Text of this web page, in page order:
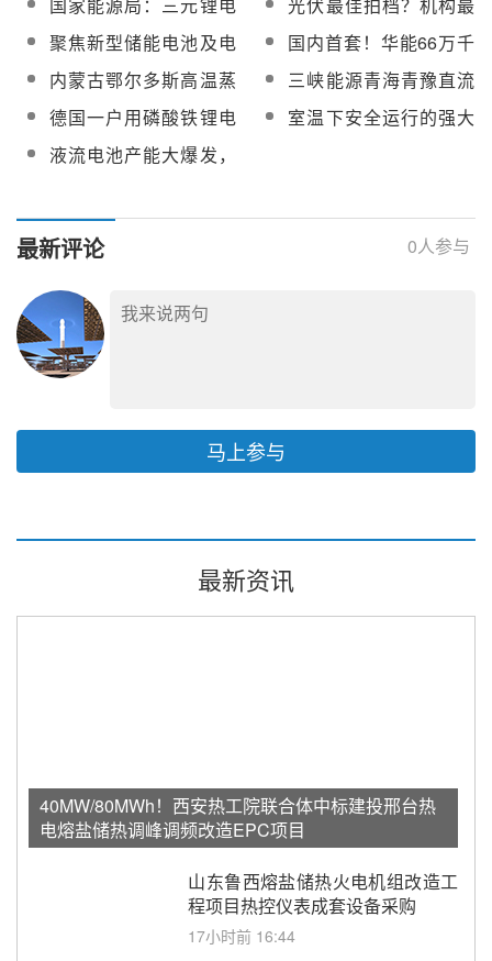
热发电等技术创新 源+储能”布局
手”
国家能源局：三元锂电
池、钠硫电池不得用于
中大型储能
光伏最佳拍档？机构最
新研报显示：光热熔盐
储能比锂电池储能更具
经济性
聚焦新型储能电池及电
气装备制造项目！酒泉
市与平高集团举行座谈
会并签约
国内首套！华能66万千
瓦煤电机组耦合蒸汽熔
盐储热调峰调频示范项
目成功投运
内蒙古鄂尔多斯高温蒸
汽熔盐储热项目1号机组
投运
三峡能源青海青豫直流
100MW光热项目熔盐采
购成交候选人公示
德国一户用磷酸铁锂电
池系统发生爆炸事故
室温下安全运行的强大
液流电池产能大爆发，
最新评论 0人参与
马上参与
最新资讯
40MW/80MWh！西安热工院联合体中标建投邢台热
电熔盐储热调峰调频改造EPC项目
山东鲁西熔盐储热火电机组改造工
程项目热控仪表成套设备采购
17小时前 16:44